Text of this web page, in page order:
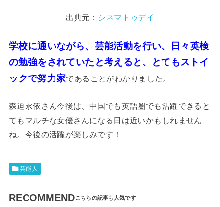
出典元： シネマトゥデイ
学校に通いながら、芸能活動を行い、日々英検
の勉強をされていたと考えると、とてもストイ
ックで努力家であることがわかりました。
森迫永依さん今後は、中国でも英語圏でも活躍できると
てもマルチな女優さんになる日は近いかもしれません
ね。今後の活躍が楽しみです！
芸能人
RECOMMEND